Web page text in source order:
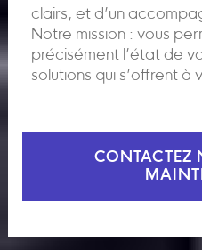
clairs, et d’un
Notre mission : vous
précisément l’état de
solutions qui s’offrent à
CONTACTEZ